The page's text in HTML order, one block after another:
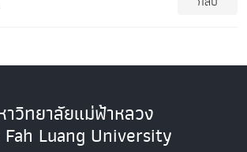
าวิทยาลัยแม่ฟ้าหลวง
Fah Luang University